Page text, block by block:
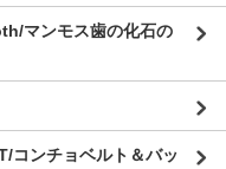
マンモス歯の化石の
コンチョベルト＆バッ